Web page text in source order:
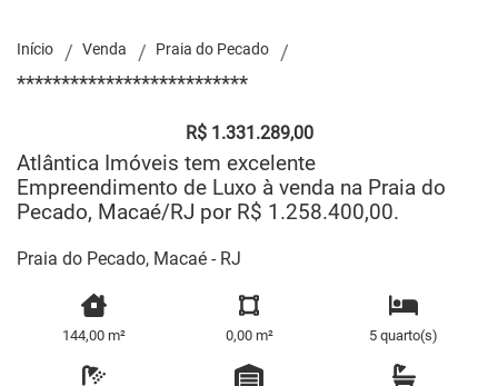
Início Venda Praia do Pecado
**************************
R$ 1.331.289,00
Atlântica Imóveis tem excelente
Empreendimento de Luxo à venda na Praia do
Pecado, Macaé/RJ por R$ 1.258.400,00.
Praia do Pecado, Macaé - RJ
144,00 m² 0,00 m² 5 quarto(s)